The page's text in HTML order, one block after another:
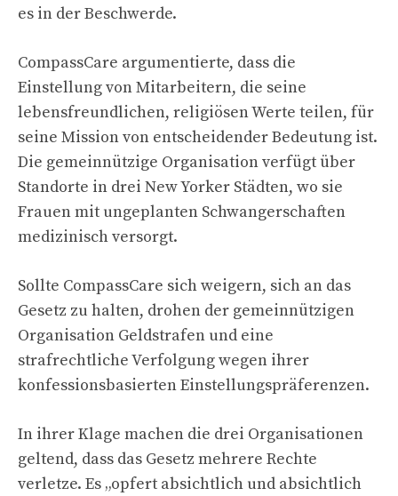
es in der Beschwerde.
CompassCare argumentierte, dass die
Einstellung von Mitarbeitern, die seine
lebensfreundlichen, religiösen Werte teilen, für
seine Mission von entscheidender Bedeutung ist.
Die gemeinnützige Organisation verfügt über
Standorte in drei New Yorker Städten, wo sie
Frauen mit ungeplanten Schwangerschaften
medizinisch versorgt.
Sollte CompassCare sich weigern, sich an das
Gesetz zu halten, drohen der gemeinnützigen
Organisation Geldstrafen und eine
strafrechtliche Verfolgung wegen ihrer
konfessionsbasierten Einstellungspräferenzen.
In ihrer Klage machen die drei Organisationen
geltend, dass das Gesetz mehrere Rechte
verletze. Es „opfert absichtlich und absichtlich